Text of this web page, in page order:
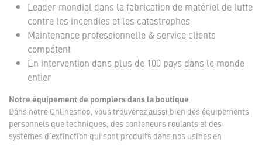
Leader mondial dans la fabrication de matériel de lutte
contre les incendies et les catastrophes
Maintenance professionnelle & service clients
compétent
En intervention dans plus de 100 pays dans le monde
entier
Notre équipement de pompiers dans la boutique
Dans notre Onlineshop, vous trouverez aussi bien des équipements
personnels que techniques, des conteneurs roulants et des
systèmes d'extinction qui sont produits dans nos usines en